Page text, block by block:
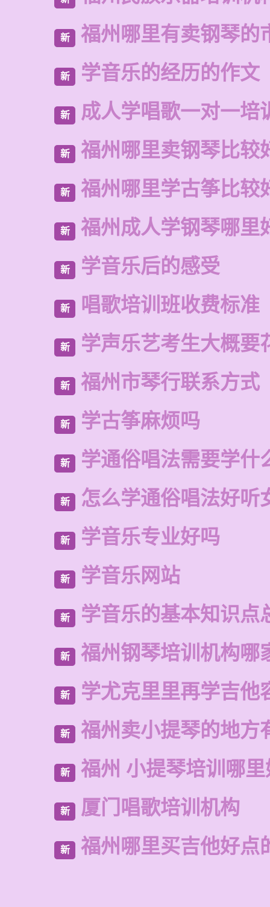
新 福州哪里有卖钢琴的
新 学音乐的经历的作文
新 成人学唱歌一对一培
新 福州哪里卖钢琴比较
新 福州哪里学古筝比较
新 福州成人学钢琴哪里
新 学音乐后的感受
新 唱歌培训班收费标准
新 学声乐艺考生大概要
新 福州市琴行联系方式
新 学古筝麻烦吗
新 学通俗唱法需要学什
新 怎么学通俗唱法好听
新 学音乐专业好吗
新 学音乐网站
新 学音乐的基本知识点
新 福州钢琴培训机构哪
新 学尤克里里再学吉他
新 福州卖小提琴的地方
新 福州 小提琴培训哪里
新 厦门唱歌培训机构
新 福州哪里买吉他好点